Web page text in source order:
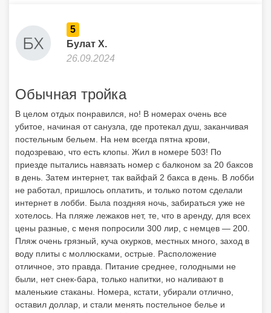
5
Булат Х.
26.09.2024
Обычная тройка
В целом отдых понравился, но! В номерах очень все
убитое, начиная от санузла, где протекал душ, заканчивая
постельным бельем. На нем всегда пятна крови,
подозреваю, что есть клопы. Жил в номере 503! По
приезде пытались навязать номер с балконом за 20 баксов
в день. Затем интернет, так вайфай 2 бакса в день. В лобби
не работал, пришлось оплатить, и только потом сделали
интернет в лобби. Была поздняя ночь, забираться уже не
хотелось. На пляже лежаков нет, те, что в аренду, для всех
цены разные, с меня попросили 300 лир, с немцев — 200.
Пляж очень грязный, куча окурков, местных много, заход в
воду плиты с моллюсками, острые. Расположение
отличное, это правда. Питание среднее, голодными не
были, нет снек-бара, только напитки, но наливают в
маленькие стаканы. Номера, кстати, убирали отлично,
оставил доллар, и стали менять постельное белье и